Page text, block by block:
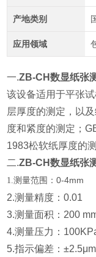
产地类别
应用领域
一.ZB-CH数显纸张
该设备适用于平张
层厚度的测定，以
度和紧度的测定；
1983松软纸厚度的测
二.ZB-CH数显纸张
1.测量范围：0-4mm
2.测量精度：0.01
3.测量面积：200
4.测量压力：
5.指示偏差：